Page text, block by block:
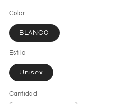
Color
BLANCO
Estilo
Unisex
Cantidad